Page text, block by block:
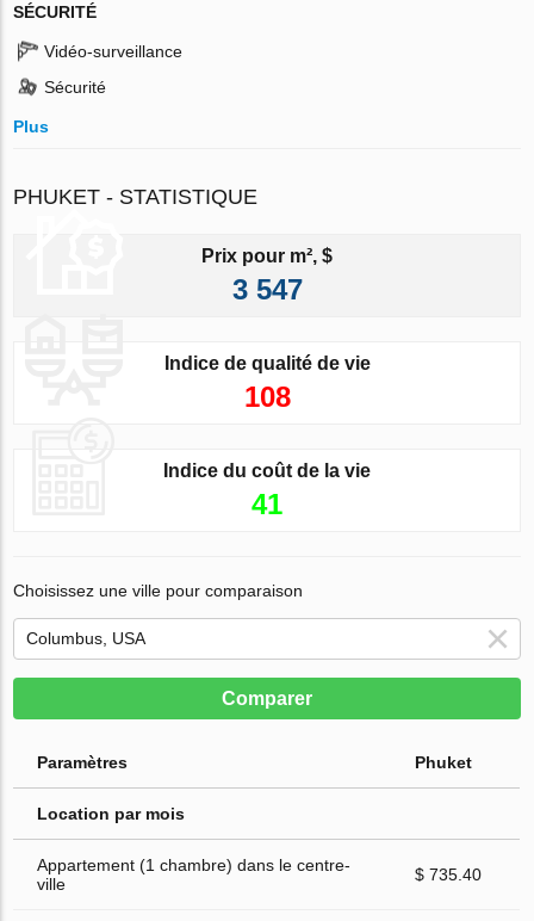
SÉCURITÉ
Vidéo-surveillance
Sécurité
Plus
PHUKET - STATISTIQUE
Prix pour m², $
3 547
Indice de qualité de vie
108
Indice du coût de la vie
41
Choisissez une ville pour comparaison
Comparer
Paramètres Phuket
Location par mois
Appartement (1 chambre) dans le centre-
ville
$ 735.40